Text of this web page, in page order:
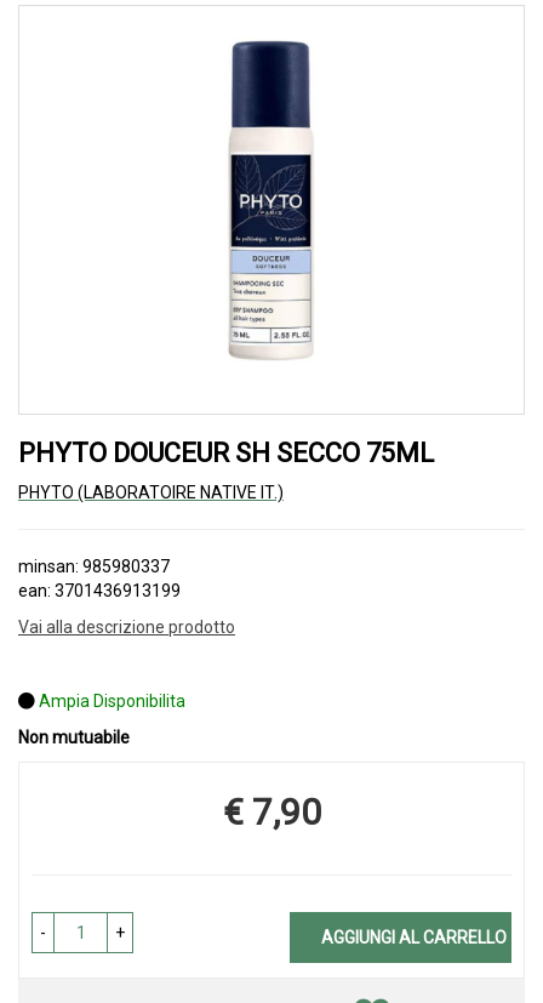
PHYTO DOUCEUR SH SECCO 75ML
PHYTO (LABORATOIRE NATIVE IT.)
minsan: 985980337
ean: 3701436913199
Vai alla descrizione prodotto
Ampia Disponibilita
Non mutuabile
Prezzo
€ 7,90
- + AGGIUNGI AL CARRELLO